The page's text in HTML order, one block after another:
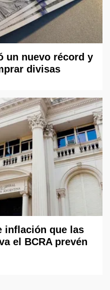
un nuevo récord y
divisas
inflación que las
el BCRA prevén